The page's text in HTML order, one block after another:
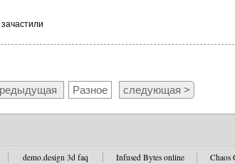
Разное следующая >
demo.design 3d faq Infused Bytes online Chaos